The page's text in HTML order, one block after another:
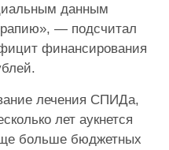
данным
— подсчитал
финансирования
лечения СПИДа,
лет аукнется
больше бюджетных